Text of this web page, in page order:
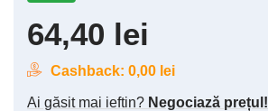
64,40 lei
Cashback: 0,00 lei
Ai găsit mai ieftin? Negociază prețul!